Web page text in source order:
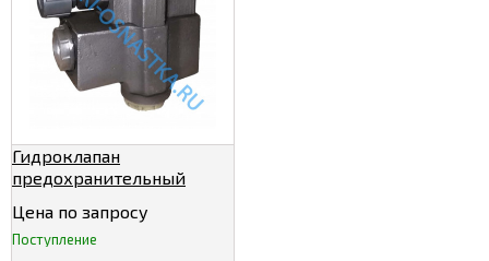
Гидроклапан
предохранительный
Цена по запросу
Поступление